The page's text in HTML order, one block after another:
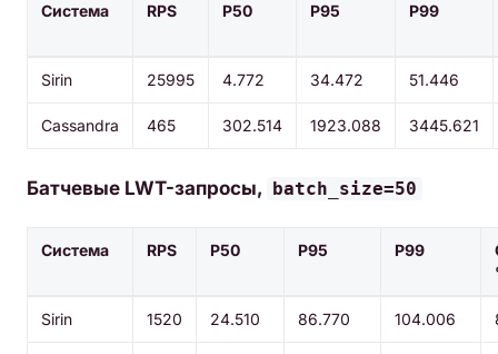
Система RPS P50 P95 P99
Sirin 25995 4.772 34.472 51.446
Cassandra 465 302.514 1923.088 3445.621
Батчевые LWT-запросы, batch_size=50
Система RPS P50 P95 P99
Sirin 1520 24.510 86.770 104.006